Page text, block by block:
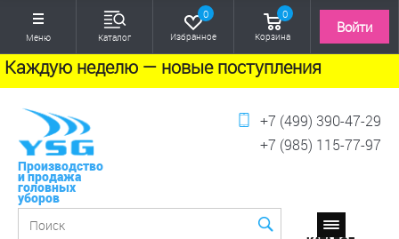
Меню Каталог
0
Избранное
0
Корзина
Войти
Каждую неделю — новые поступления
Производство
и продажа
головных
уборов
+7 (499) 390-47-29
+7 (985) 115-77-97